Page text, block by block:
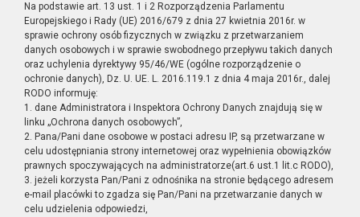
Na podstawie art. 13 ust. 1 i 2 Rozporządzenia Parlamentu
Europejskiego i Rady (UE) 2016/679 z dnia 27 kwietnia 2016r. w
sprawie ochrony osób fizycznych w związku z przetwarzaniem
danych osobowych i w sprawie swobodnego przepływu takich danych
oraz uchylenia dyrektywy 95/46/WE (ogólne rozporządzenie o
ochronie danych), Dz. U. UE. L. 2016.119.1 z dnia 4 maja 2016r., dalej
RODO informuję:
1. dane Administratora i Inspektora Ochrony Danych znajdują się w
linku „Ochrona danych osobowych”,
2. Pana/Pani dane osobowe w postaci adresu IP, są przetwarzane w
celu udostępniania strony internetowej oraz wypełnienia obowiązków
prawnych spoczywających na administratorze(art.6 ust.1 lit.c RODO),
3. jeżeli korzysta Pan/Pani z odnośnika na stronie będącego adresem
e-mail placówki to zgadza się Pan/Pani na przetwarzanie danych w
celu udzielenia odpowiedzi,